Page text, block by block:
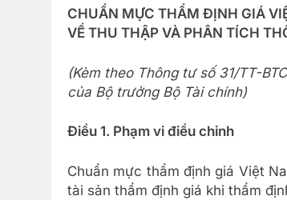
CHUẨN MỰC THẨM ĐỊNH GIÁ
VỀ THU THẬP VÀ PHÂN TÍCH
(Kèm theo Thông tư số 31/TT-
của Bộ trưởng Bộ Tài chính)
Điều 1. Phạm vi điều chỉnh
Chuẩn mực thẩm định giá Việt
tài sản thẩm định giá khi thẩm